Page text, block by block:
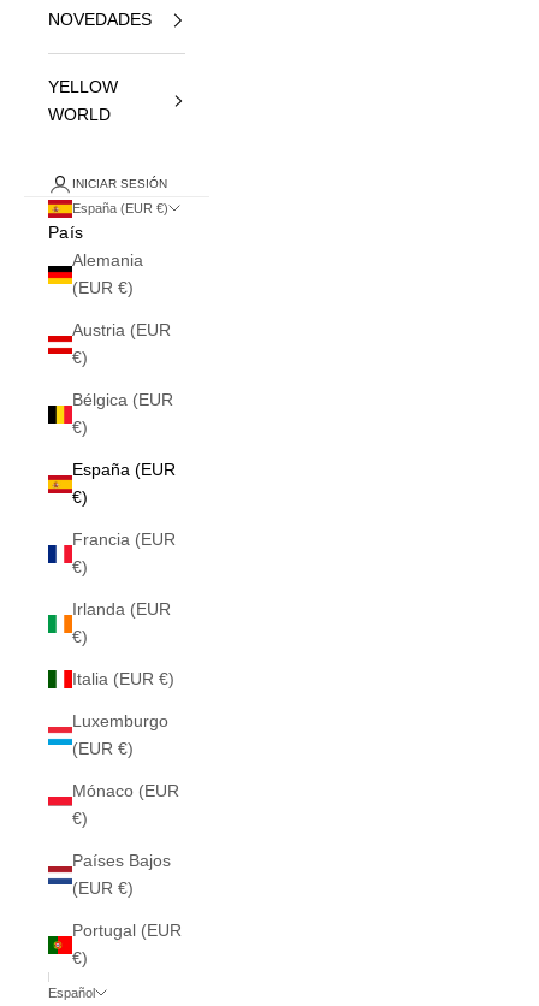
NOVEDADES
YELLOW
WORLD
INICIAR SESIÓN
España (EUR €)
País
Alemania
(EUR €)
Austria (EUR
€)
Bélgica (EUR
€)
España (EUR
€)
Francia (EUR
€)
Irlanda (EUR
€)
Italia (EUR €)
Luxemburgo
(EUR €)
Mónaco (EUR
€)
Países Bajos
(EUR €)
Portugal (EUR
€)
Español